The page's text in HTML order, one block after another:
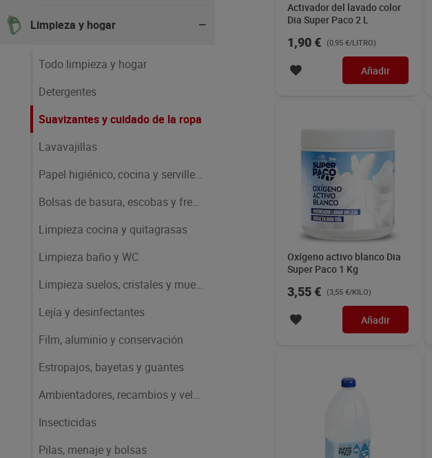
Limpieza y hogar
Todo limpieza y hogar
Detergentes
Suavizantes y cuidado de la ropa
Lavavajillas
Papel higiénico, cocina y servilletas
Bolsas de basura, escobas y fregonas
Limpieza cocina y quitagrasas
Limpieza baño y WC
Limpieza suelos, cristales y muebles
Lejía y desinfectantes
Film, aluminio y conservación
Estropajos, bayetas y guantes
Ambientadores, recambios y velas
Insecticidas
Pilas, menaje y bolsas
Activador del lavado color
Dia Super Paco 2 L
1,90 € (0,95 €/LITRO)
Añadir
Oxígeno activo blanco Dia
Super Paco 1 Kg
3,55 € (3,55 €/KILO)
Añadir